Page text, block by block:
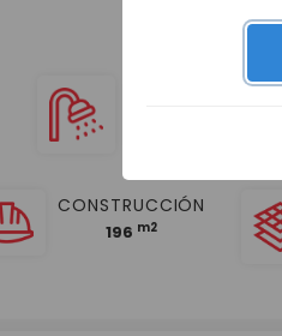
CONSTRUCCIÓN
196 m2